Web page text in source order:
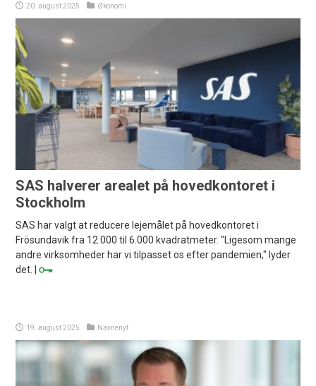
20. august 2025 Økonomi
SAS halverer arealet på hovedkontoret i
Stockholm
SAS har valgt at reducere lejemålet på hovedkontoret i
Frösundavik fra 12.000 til 6.000 kvadratmeter. "Ligesom mange
andre virksomheder har vi tilpasset os efter pandemien," lyder
det. |
19. august 2025 Navnenyt